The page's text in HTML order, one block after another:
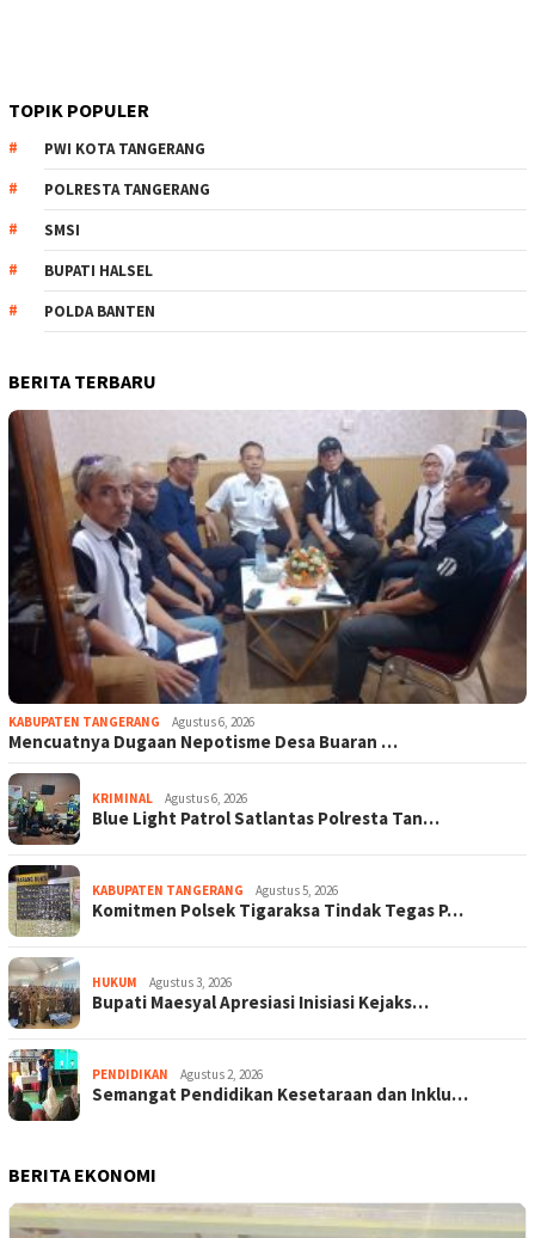
TOPIK POPULER
PWI KOTA TANGERANG
POLRESTA TANGERANG
SMSI
BUPATI HALSEL
POLDA BANTEN
BERITA TERBARU
KABUPATEN TANGERANG Agustus 6, 2026
Mencuatnya Dugaan Nepotisme Desa Buaran …
KRIMINAL Agustus 6, 2026
Blue Light Patrol Satlantas Polresta Tan…
KABUPATEN TANGERANG Agustus 5, 2026
Komitmen Polsek Tigaraksa Tindak Tegas P…
HUKUM Agustus 3, 2026
Bupati Maesyal Apresiasi Inisiasi Kejaks…
PENDIDIKAN Agustus 2, 2026
Semangat Pendidikan Kesetaraan dan Inklu…
BERITA EKONOMI